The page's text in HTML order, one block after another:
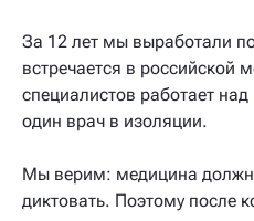
За 12 лет мы выработали
встречается в российской
специалистов работает
один врач в изоляции.
Мы верим: медицина
диктовать. Поэтому после